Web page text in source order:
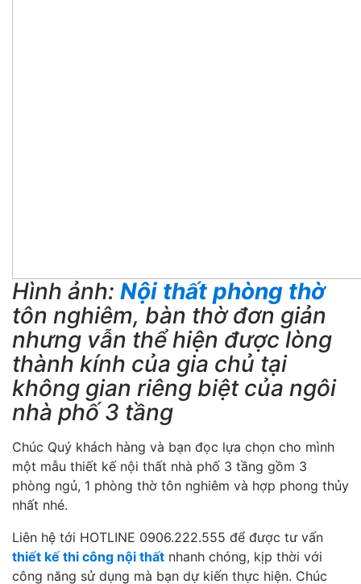
Hình ảnh: Nội thất phòng thờ
tôn nghiêm, bàn thờ đơn giản
nhưng vẫn thể hiện được lòng
thành kính của gia chủ tại
không gian riêng biệt của ngôi
nhà phố 3 tầng
Chúc Quý khách hàng và bạn đọc lựa chọn cho mình
một mẫu thiết kế nội thất nhà phố 3 tầng gồm 3
phòng ngủ, 1 phòng thờ tôn nghiêm và hợp phong thủy
nhất nhé.
Liên hệ tới HOTLINE 0906.222.555 để được tư vấn
thiết kế thi công nội thất nhanh chóng, kịp thời với
công năng sử dụng mà bạn dự kiến thực hiện. Chúc